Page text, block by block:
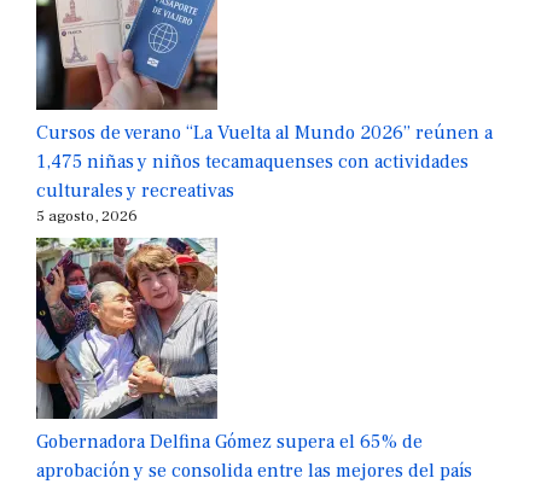
Cursos de verano “La Vuelta al Mundo 2026” reúnen a
1,475 niñas y niños tecamaquenses con actividades
culturales y recreativas
5 agosto, 2026
Gobernadora Delfina Gómez supera el 65% de
aprobación y se consolida entre las mejores del país